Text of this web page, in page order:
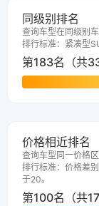
同级别排名
查询车型在同级别
排行标准：紧凑型
第183名（共
价格相近排名
查询车型同一价格
排行标准：价格差
于20。
第100名（共